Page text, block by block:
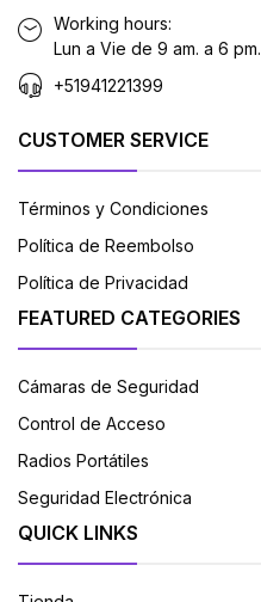
Working hours:
Lun a Vie de 9 am. a 6 pm.
+51941221399
CUSTOMER SERVICE
Términos y Condiciones
Política de Reembolso
Política de Privacidad
FEATURED CATEGORIES
Cámaras de Seguridad
Control de Acceso
Radios Portátiles
Seguridad Electrónica
QUICK LINKS